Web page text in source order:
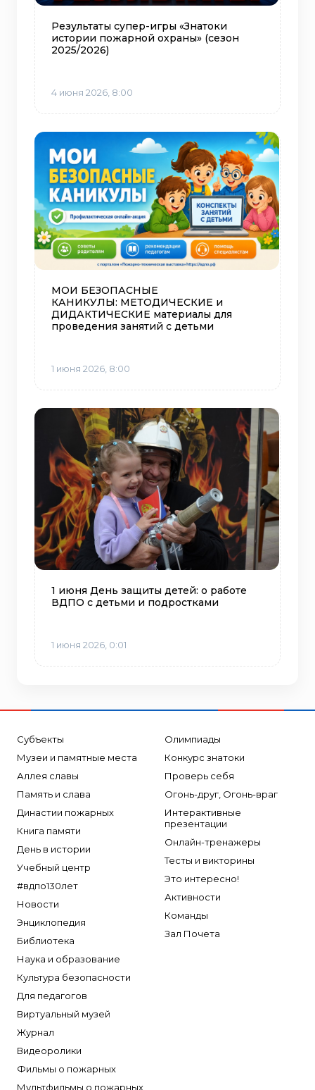
Результаты супер-игры «Знатоки
истории пожарной охраны» (сезон
2025/2026)
4 июня 2026, 8:00
МОИ БЕЗОПАСНЫЕ
КАНИКУЛЫ: МЕТОДИЧЕСКИЕ и
ДИДАКТИЧЕСКИЕ материалы для
проведения занятий с детьми
1 июня 2026, 8:00
1 июня День защиты детей: о работе
ВДПО с детьми и подростками
1 июня 2026, 0:01
Субъекты
Музеи и памятные места
Аллея славы
Память и слава
Династии пожарных
Книга памяти
День в истории
Учебный центр
#вдпо130лет
Новости
Энциклопедия
Библиотека
Наука и образование
Культура безопасности
Для педагогов
Виртуальный музей
Журнал
Видеоролики
Фильмы о пожарных
Мультфильмы о пожарных
Олимпиады
Конкурс знатоки
Проверь себя
Огонь-друг, Огонь-враг
Интерактивные
презентации
Онлайн-тренажеры
Тесты и викторины
Это интересно!
Активности
Команды
Зал Почета